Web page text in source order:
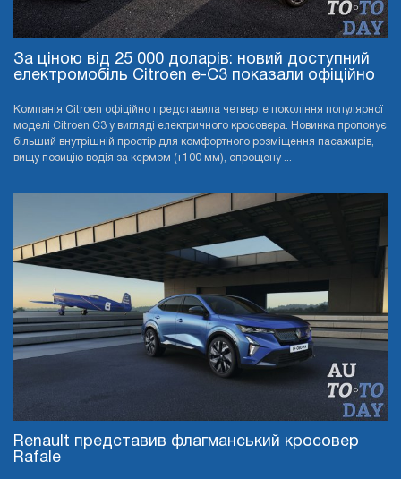
За ціною від 25 000 доларів: новий доступний
електромобіль Citroen e-C3 показали офіційно
Компанія Citroen офіційно представила четверте покоління популярної
моделі Citroen C3 у вигляді електричного кросовера. Новинка пропонує
більший внутрішній простір для комфортного розміщення пасажирів,
вищу позицію водія за кермом (+100 мм), спрощену ...
Renault представив флагманський кросовер
Rafale